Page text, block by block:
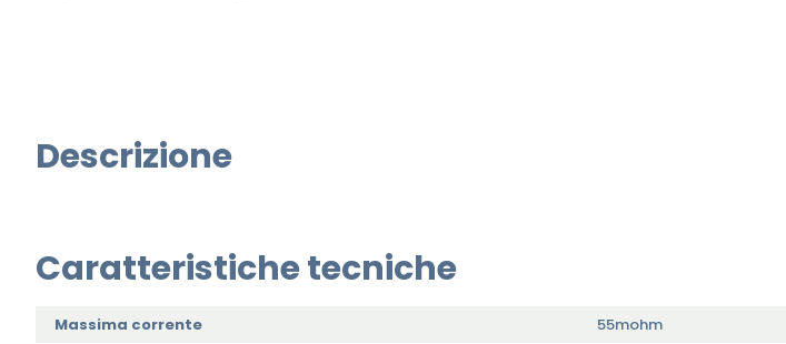
Descrizione
Caratteristiche tecniche
Massima corrente
55mohm